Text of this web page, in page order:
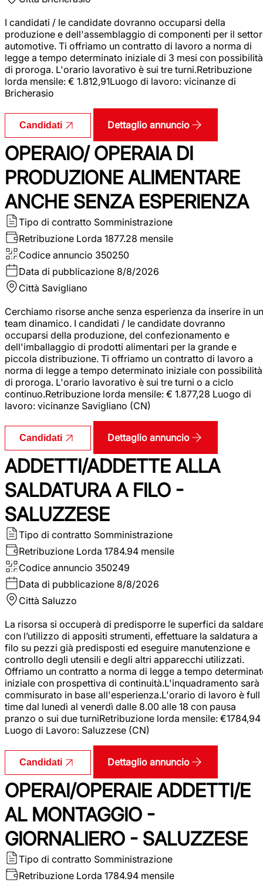
I candidati / le candidate dovranno occuparsi della
produzione e dell'assemblaggio di componenti per il
automotive. Ti offriamo un contratto di lavoro a norma di
legge a tempo determinato iniziale di 3 mesi con possibilità
di proroga. L'orario lavorativo è sui tre turni.Retribuzione
lorda mensile: € 1.812,91Luogo di lavoro: vicinanze di
Bricherasio
Candidati Dettaglio annuncio
OPERAIO/ OPERAIA DI
PRODUZIONE ALIMENTARE
ANCHE SENZA ESPERIENZA
Tipo di contratto Somministrazione
Retribuzione Lorda 1877.28 mensile
Codice annuncio 350250
Data di pubblicazione 8/8/2026
Città Savigliano
Cerchiamo risorse anche senza esperienza da inserire in un
team dinamico. I candidati / le candidate dovranno
occuparsi della produzione, del confezionamento e
dell'imballaggio di prodotti alimentari per la grande e
piccola distribuzione. Ti offriamo un contratto di lavoro a
norma di legge a tempo determinato iniziale con possibilità
di proroga. L'orario lavorativo è sui tre turni o a ciclo
continuo.Retribuzione lorda mensile: € 1.877,28 Luogo di
lavoro: vicinanze Savigliano (CN)
Candidati Dettaglio annuncio
ADDETTI/ADDETTE ALLA
SALDATURA A FILO -
SALUZZESE
Tipo di contratto Somministrazione
Retribuzione Lorda 1784.94 mensile
Codice annuncio 350249
Data di pubblicazione 8/8/2026
Città Saluzzo
La risorsa si occuperà di predisporre le superfici da
con l’utilizzo di appositi strumenti, effettuare la saldatura a
filo su pezzi già predisposti ed eseguire manutenzione e
controllo degli utensili e degli altri apparecchi utilizzati.
Offriamo un contratto a norma di legge a tempo
iniziale con prospettiva di continuità.L'inquadramento sarà
commisurato in base all'esperienza.L'orario di lavoro è full
time dal lunedì al venerdì dalle 8.00 alle 18 con pausa
pranzo o sui due turniRetribuzione lorda mensile: €1784,94
Luogo di Lavoro: Saluzzese (CN)
Candidati Dettaglio annuncio
OPERAI/OPERAIE ADDETTI/E
AL MONTAGGIO -
GIORNALIERO - SALUZZESE
Tipo di contratto Somministrazione
Retribuzione Lorda 1784.94 mensile